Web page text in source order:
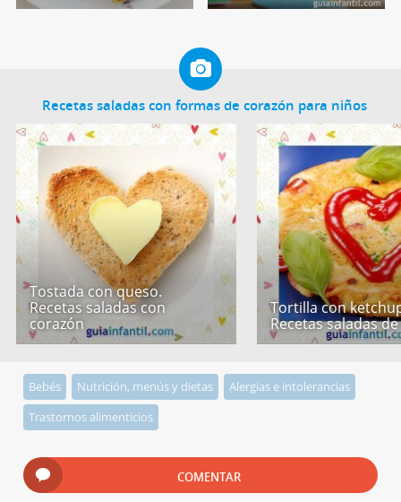
Recetas saladas con formas de corazón para niños
Tostada con queso.
Recetas saladas con
corazón
Tortilla con
Recetas saladas
Bebés Nutrición, menús y dietas
Alergias e intolerancias
Trastornos alimenticios
COMENTAR